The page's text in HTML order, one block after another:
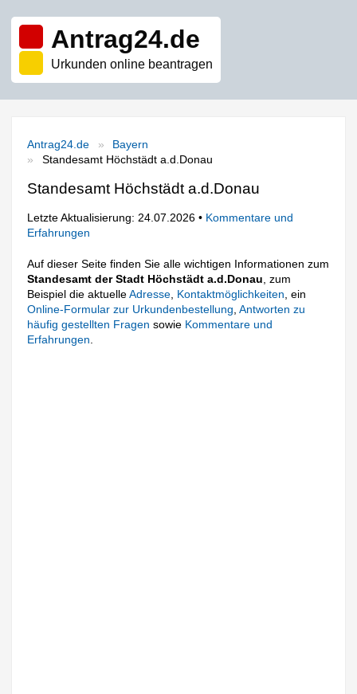
Antrag24.de
Urkunden online beantragen
Antrag24.de
Bayern
Standesamt Höchstädt a.d.Donau
Standesamt Höchstädt a.d.Donau
Letzte Aktualisierung: 24.07.2026 • Kommentare und
Erfahrungen
Auf dieser Seite finden Sie alle wichtigen Informationen zum
Standesamt der Stadt Höchstädt a.d.Donau , zum
Beispiel die aktuelleAdresse Kontaktmöglichkeiten , ein
Online-Formular zur Urkundenbestellung ,Antworten zu
häufig gestellten Fragen sowie Kommentare und
Erfahrungen